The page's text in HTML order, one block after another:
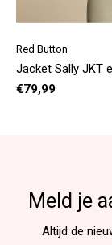
Red Button
Jacket Sally JKT
€79,99
Meld je
Altijd de